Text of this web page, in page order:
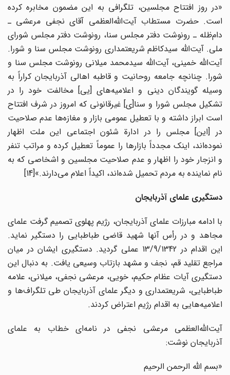
«در روز افتتاح مجلسین، تلگرافی به این مضمون مخابره کرده
است. حضرت مستطاب آیت‌الله‌العظمی آقای نجفی مرعشی ـ
دام‌ظله ـ رونوشت دفتر مجلس سنا، رونوشت دفتر مجلس شورای
ملی. آیت‌الله سیدکاظم شریعتمداری رونوشت مجلس سنا و شورا.
آیت‌الله خمینی، آیت‌الله سیدمحمد میلانی رونوشت مجلس سنا و
شورا. چنانچه جامعه روحانیت و قاطبه اهالی آذربایجان کراراً به
وسیله گویندگان دینی و اعلامیه‌های [یی] مخالفت خود را در
تشکیل مجلس شورا و سنا[ی] غیرقانونی که امروز در شرف افتتاح
است ابراز داشته و با تعطیل عمومی بازار و مغازه‌ها عدم صلاحیت
در [این] مجلس را در ادارة شئون اجتماعی این ملت اظهار
نموده‌اند، اینک مجدداً بازارها را عموماً تعطیل کرده و مراتب تنفر
و انزجار خود را اظهار و عدم صلاحیت مجلسین و اشخاصی که به
نام نماینده به مردم تحمیل شده‌اند، اکیداً اعلام می‌دارند.»[14]
دستگیری علمای آذربایجان
با ادامه مبارزات علمای آذربایجان، رژیم پهلوی تصمیم گرفت علمای
مجاهد و در رأس آنها شهید قاضی طباطبایی را دستگیر نماید.
این اقدام در 13/9/1342 عملی گردید. دستگیری ایشان در میان
مراجع تقلید قم، نجف و مشهد بازتاب وسیعی یافت. به دنبال این
دستگیری آیات عظام حکیم، خویی، مرعشی نجفی، میلانی، علامه
طباطبایی، شریعتمداری و دیگر علمای آذربایجان طی تلگراف‌ها و
اعلامیه‌هایی به اقدام رژیم اعتراض کردند.
آیت‌الله‌العظمی مرعشی نجفی در نامه‌ای خطاب به علمای
آذربایجان نوشت:
«بسم الله الرحمن الرحیم